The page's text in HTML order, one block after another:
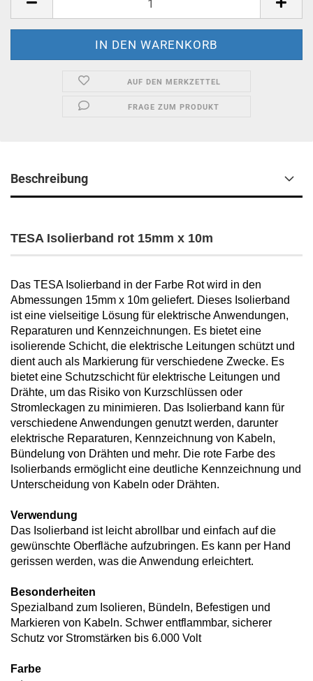
AUF DEN MERKZETTEL
FRAGE ZUM PRODUKT
Beschreibung
TESA Isolierband rot 15mm x 10m
Das TESA Isolierband in der Farbe Rot wird in den
Abmessungen 15mm x 10m geliefert. Dieses Isolierband
ist eine vielseitige Lösung für elektrische Anwendungen,
Reparaturen und Kennzeichnungen. Es bietet eine
isolierende Schicht, die elektrische Leitungen schützt und
dient auch als Markierung für verschiedene Zwecke. Es
bietet eine Schutzschicht für elektrische Leitungen und
Drähte, um das Risiko von Kurzschlüssen oder
Stromleckagen zu minimieren. Das Isolierband kann für
verschiedene Anwendungen genutzt werden, darunter
elektrische Reparaturen, Kennzeichnung von Kabeln,
Bündelung von Drähten und mehr. Die rote Farbe des
Isolierbands ermöglicht eine deutliche Kennzeichnung und
Unterscheidung von Kabeln oder Drähten.
Verwendung
Das Isolierband ist leicht abrollbar und einfach auf die
gewünschte Oberfläche aufzubringen. Es kann per Hand
gerissen werden, was die Anwendung erleichtert.
Besonderheiten
Spezialband zum Isolieren, Bündeln, Befestigen und
Markieren von Kabeln. Schwer entflammbar, sicherer
Schutz vor Stromstärken bis 6.000 Volt
Farbe